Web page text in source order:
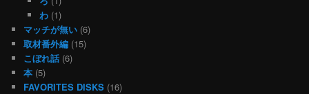
わ(1)
マッチが無い (6)
取材番外編 (15)
こぼれ話 (6)
本 (5)
FAVORITES DISKS (16)